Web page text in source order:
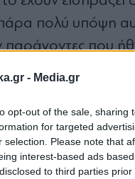
- Media.gr
opt-out of the sale,
for targeted
selection. Please note that
interest-based ads
to third parties
πολύ υπόψη
που
κόμματα και